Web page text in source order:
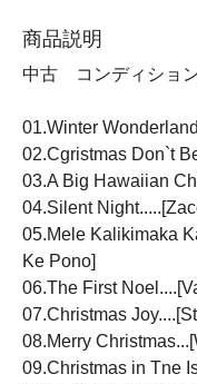
商品説明
中古 コンディショ
01.Winter
02.Cgristmas Don`t
03.A Big Hawaiian
04.Silent
05.Mele Kalikimaka
Ke Pono]
06.The First
07.Christmas
08.Merry
09.Christmas in Tne